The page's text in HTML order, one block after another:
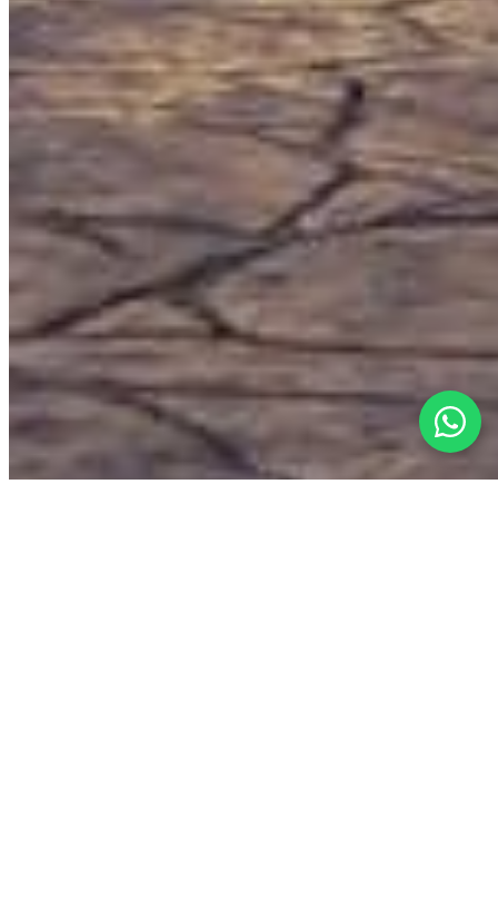
About Us
Contact
CITIES
Cancún
Tulum
Akumal
Bacalar
CONTACT
+52 56 3370 9470
©2026 L'agence by Los Socios · All rights reserved